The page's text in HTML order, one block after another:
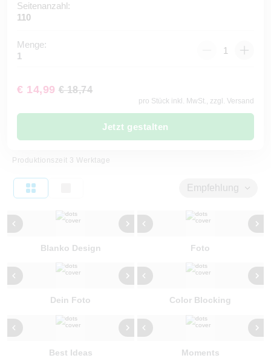
Seitenanzahl:
110
Menge:
1
€ 14,99 € 18,74
pro Stück inkl. MwSt., zzgl. Versand
Jetzt gestalten
Produktionszeit 3 Werktage
Empfehlung
Blanko Design Foto
Dein Foto Color Blocking
Best Ideas Moments